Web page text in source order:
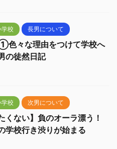
学校 長男について
①色々な理由をつけて学校へ
の徒然日記
学校 次男について
くない】負のオーラ漂う！
学校行き渋りが始まる